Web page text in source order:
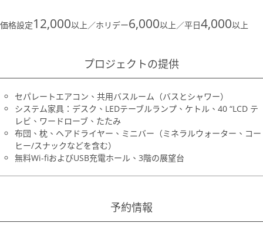
価格設定12,000以上／ホリデー6,000以上／平日4,000以上
プロジェクトの提供
セパレートエアコン、共用バスルーム（バスとシャワー）
システム家具：デスク、LEDテーブルランプ、ケトル、40 “LCD テ
レビ、ワードローブ、たたみ
布団、枕、ヘアドライヤー、ミニバー（ミネラルウォーター、コー
ヒー/スナックなどを含む）
無料Wi-fiおよびUSB充電ホール、3階の展望台
予約情報